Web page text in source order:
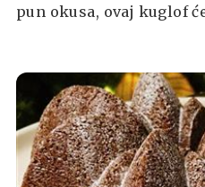
pun okusa, ovaj kuglof